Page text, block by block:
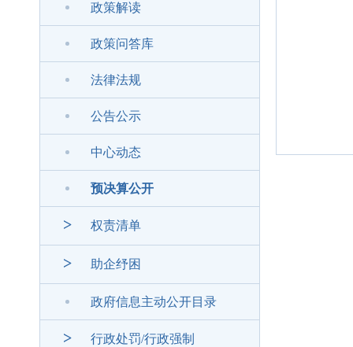
政策解读
政策问答库
法律法规
公告公示
中心动态
预决算公开
> 权责清单
> 助企纾困
政府信息主动公开目录
> 行政处罚/行政强制